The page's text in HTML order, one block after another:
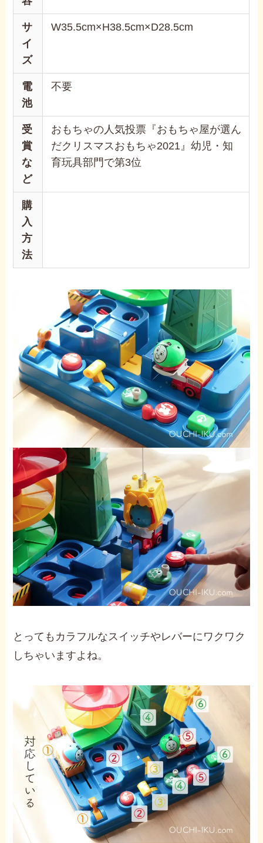
サ
イ
ズ
W35.5cm×H38.5cm×D28.5cm
電
池
不要
受
賞
な
ど
おもちゃの人気投票『おもちゃ屋が選ん
だクリスマスおもちゃ2021』幼児・知
育玩具部門で第3位
購
入
方
法
とってもカラフルなスイッチやレバーにワクワク
しちゃいますよね。